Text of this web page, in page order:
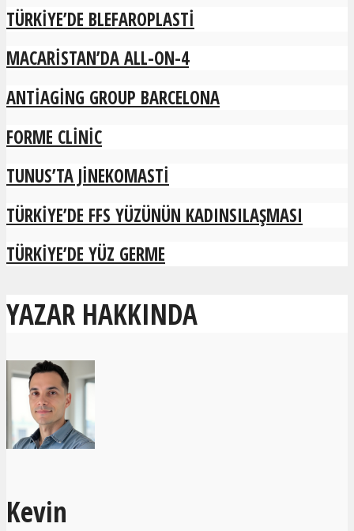
TÜRKIYE’DE BLEFAROPLASTI
MACARISTAN’DA ALL-ON-4
ANTIAGING GROUP BARCELONA
FORME CLINIC
TUNUS’TA JINEKOMASTI
TÜRKIYE’DE FFS YÜZÜNÜN KADINSILAŞMASI
TÜRKIYE’DE YÜZ GERME
YAZAR HAKKINDA
Kevin